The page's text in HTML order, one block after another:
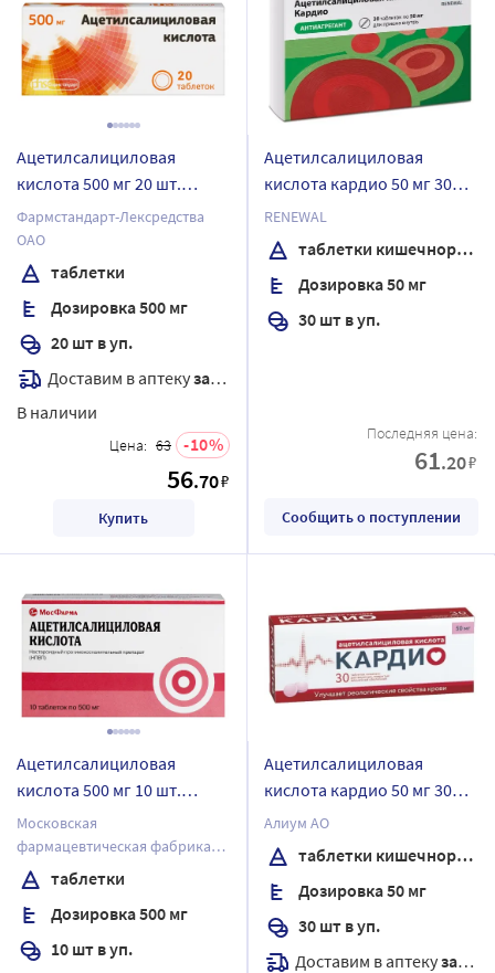
Ацетилсалициловая
кислота 500 мг 20 шт.
таблетки
Фармстандарт-Лексредства
ОАО
таблетки
Дозировка 500 мг
20 шт в уп.
Доставим в аптекузавтра
В наличии
Цена: 63 10
56.70₽
Купить
Ацетилсалициловая
кислота кардио 50 мг 30
шт. блистер таблетки
кишечнорастворимые ,
покрытые пленочной
оболочкой
RENEWAL
таблетки кишечнорастворимые , покрытые пленочной оболочкой
Дозировка 50 мг
30 шт в уп.
Последняя цена:
61.20₽
Сообщить о поступлении
Ацетилсалициловая
кислота 500 мг 10 шт.
таблетки
Московская
фармацевтическая фабрика
ЗАО
таблетки
Дозировка 500 мг
10 шт в уп.
Ацетилсалициловая
кислота кардио 50 мг 30
шт. таблетки
кишечнорастворимые ,
покрытые пленочной
оболочкой
Алиум АО
таблетки кишечнорастворимые , покрытые пленочной оболочкой
Дозировка 50 мг
30 шт в уп.
Доставим в аптекузавтра